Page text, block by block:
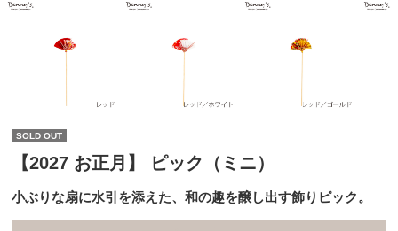
SOLD OUT
【2027 お正月】 ピック（ミニ）
小ぶりな扇に水引を添えた、和の趣を醸し出す飾りピック。